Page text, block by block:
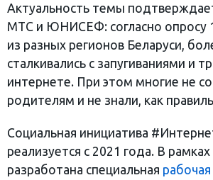
Актуальность темы
МТС и ЮНИСЕФ: согласно опросу
из разных регионов Беларуси,
сталкивались с запугиваниями и
интернете. При этом многие не
родителям и не знали, как
Социальная инициатива
реализуется с 2021 года. В рамках
разработана специальная